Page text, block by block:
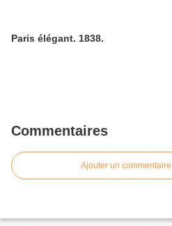
Paris élégant. 1838.
Commentaires
Ajouter un commentaire